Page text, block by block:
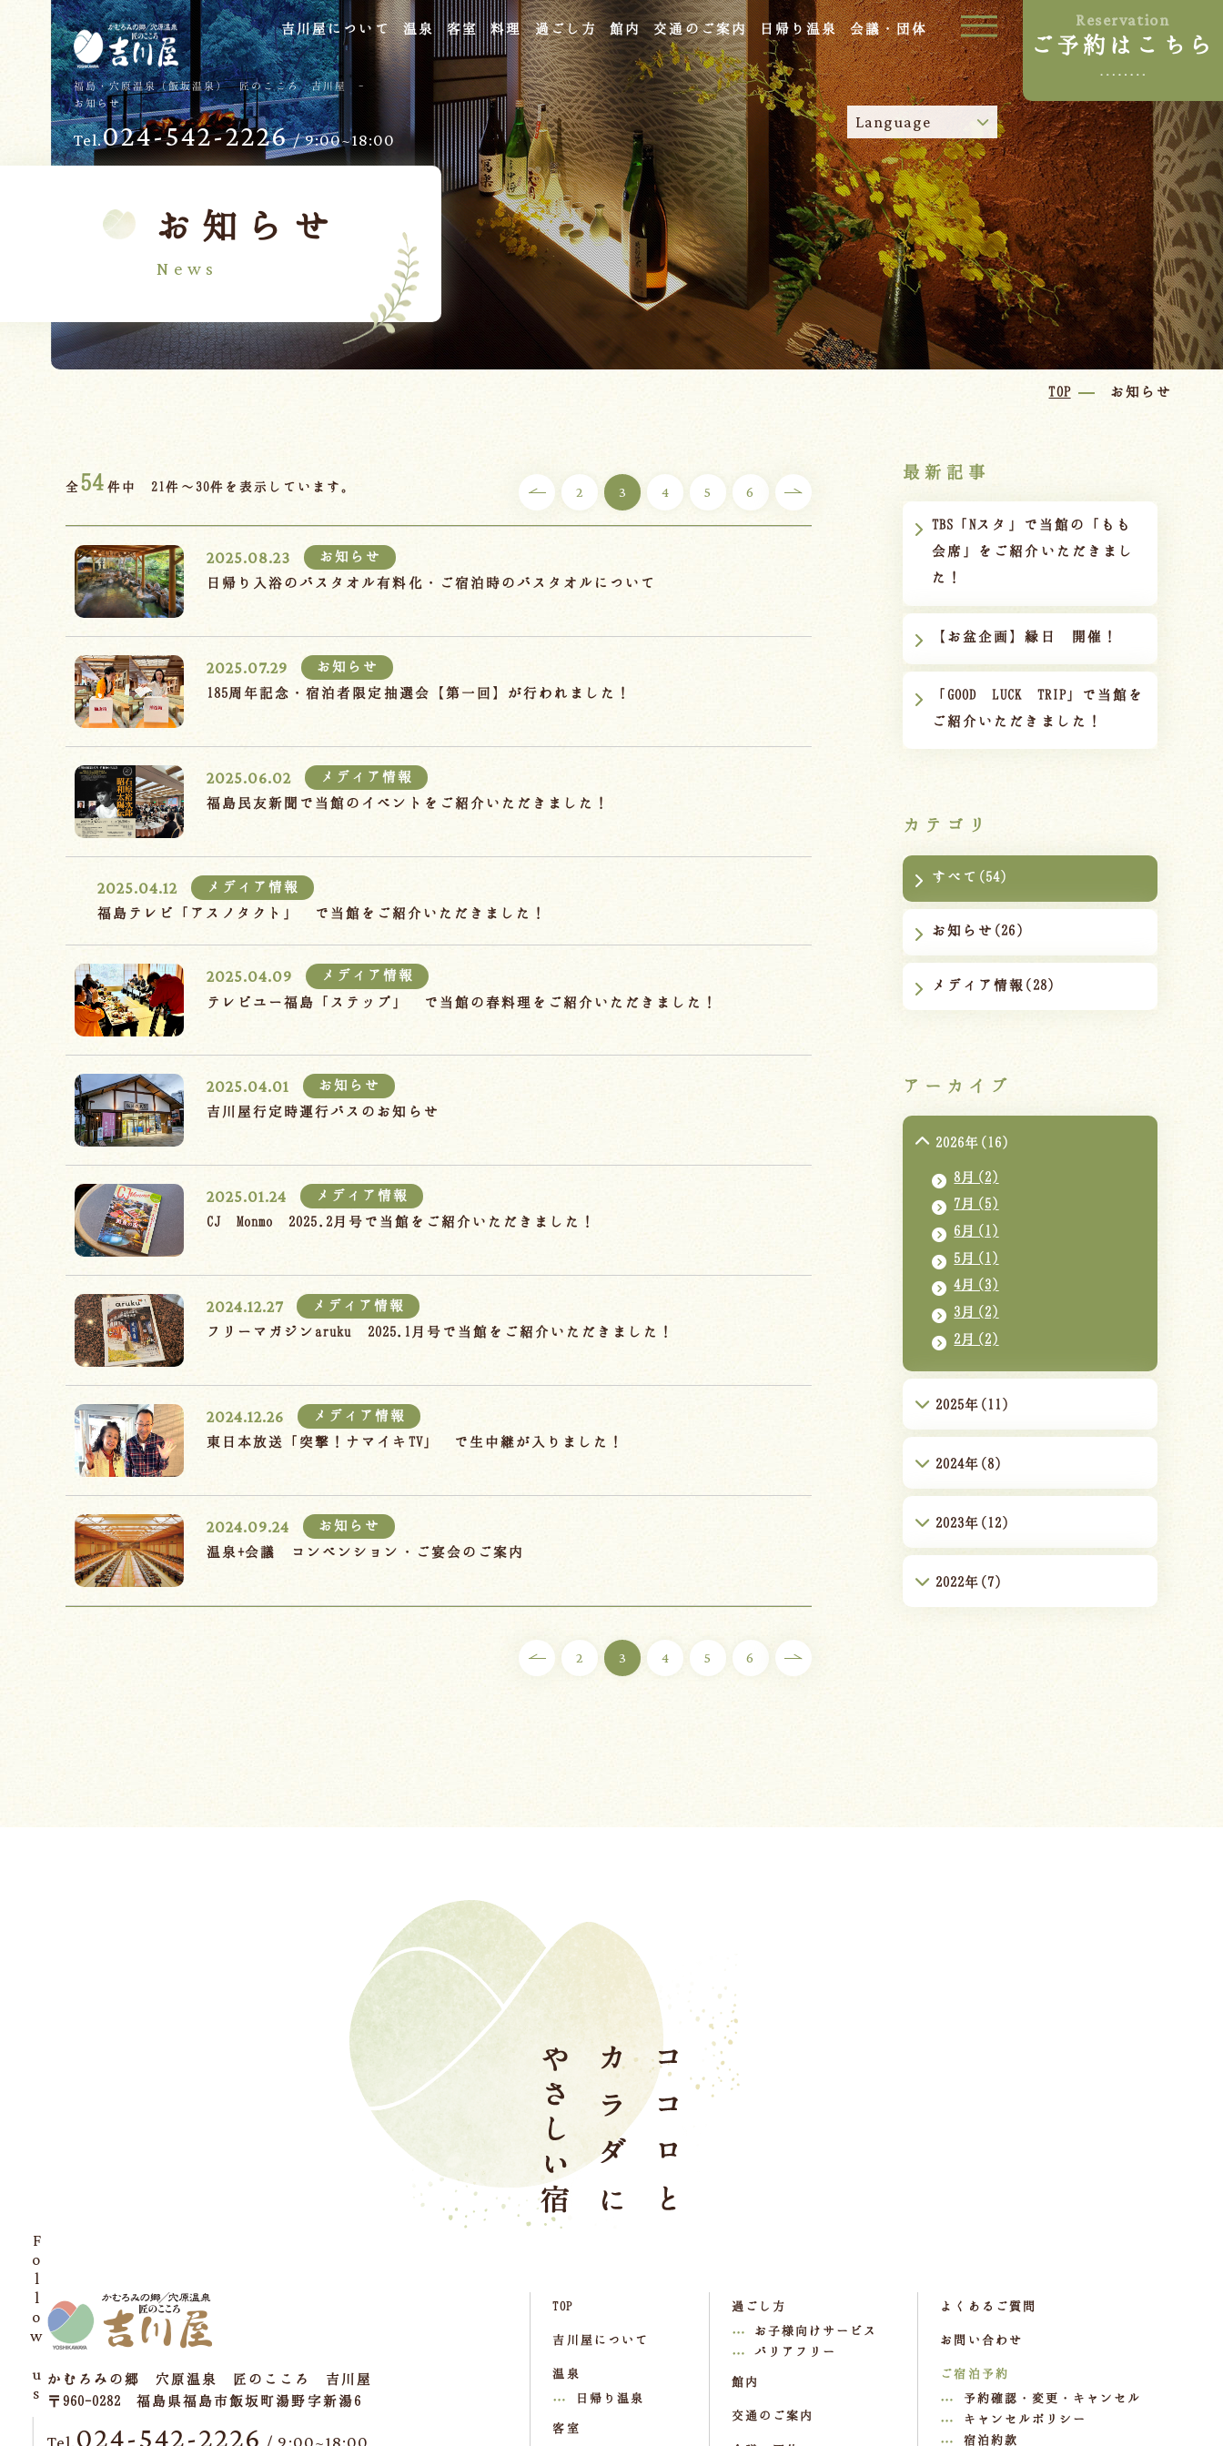
福島・穴原温泉（飯坂温泉） 匠のこころ 吉川屋 -
お知らせ
吉川屋について 温泉 客室 料理 過ごし方 館内 交通のご案内 日帰り温泉 会議・団体 Reservation
ご予約はこちら
Language
Tel.024-542-2226/ 9:00~18:00
お知らせ
News
TOP お知らせ
全 54 件中 21件～30件を表示しています。 2 3 4 5 6
2025.08.23
お知らせ
日帰り入浴のバスタオル有料化・ご宿泊時のバスタオルについて
2025.07.29
お知らせ
185周年記念・宿泊者限定抽選会【第一回】が行われました！
2025.06.02
メディア情報
福島民友新聞で当館のイベントをご紹介いただきました！
2025.04.12
メディア情報
福島テレビ「アスノタクト」 で当館をご紹介いただきました！
2025.04.09
メディア情報
テレビユー福島「ステップ」 で当館の春料理をご紹介いただきました！
2025.04.01
お知らせ
吉川屋行定時運行バスのお知らせ
2025.01.24
メディア情報
CJ Monmo 2025.2月号で当館をご紹介いただきました！
2024.12.27
メディア情報
フリーマガジンaruku 2025.1月号で当館をご紹介いただきました！
2024.12.26
メディア情報
東日本放送「突撃！ナマイキTV」 で生中継が入りました！
2024.09.24
お知らせ
温泉+会議 コンベンション・ご宴会のご案内
2 3 4 5 6
最新記事
TBS「Nスタ」で当館の「もも
会席」をご紹介いただきまし
た！
【お盆企画】縁日 開催！
「GOOD LUCK TRIP」で当館を
ご紹介いただきました！
カテゴリ
すべて(54)
お知らせ(26)
メディア情報(28)
アーカイブ
2026年(16)
8月(2)
7月(5)
6月(1)
5月(1)
4月(3)
3月(2)
2月(2)
2025年(11)
2024年(8)
2023年(12)
2022年(7)
かむろみの郷 穴原温泉 匠のこころ 吉川屋
〒960-0282 福島県福島市飯坂町湯野字新湯6
024-542-2226
TOP
吉川屋について
温泉
日帰り温泉
客室
過ごし方
お子様向けサービス
バリアフリー
館内
交通のご案内
よくあるご質問
お問い合わせ
ご宿泊予約
予約確認・変更・キャンセル
キャンセルポリシー
宿泊約款
Follow us
TOP
吉川屋について
温泉
せせらぎの杜
過ごし方
お子様向けサービス
バリアフリー
交通のご案内
吉川屋で過ごす特別な日
よくあるご質問
お問い合わせ
ご宿泊予約
予約確認・変更・キャンセル
キャンセルポリシー
宿泊約款
オンラインショップ
吉川屋×温泉むすめ
Follow us
ご宿泊プラン
お部屋からプランを選ぶ
空室カレンダーから選ぶ
Tel.024-542-2226/
9:00~18:00
Language